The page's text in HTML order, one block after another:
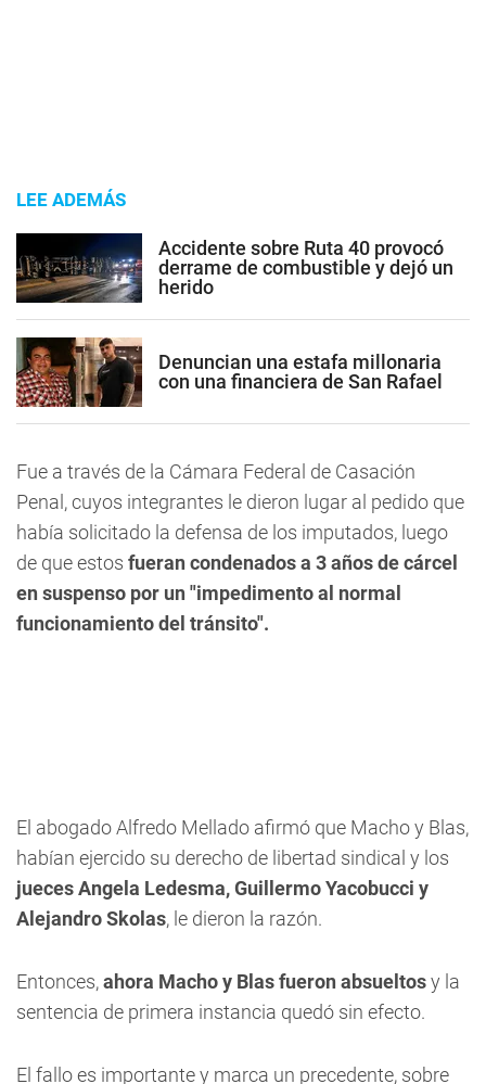
LEE ADEMÁS
Accidente sobre Ruta 40 provocó
derrame de combustible y dejó un
herido
Denuncian una estafa millonaria
con una financiera de San Rafael
Fue a través de la Cámara Federal de Casación
Penal, cuyos integrantes le dieron lugar al pedido que
había solicitado la defensa de los imputados, luego
de que estos fueran condenados a 3 años de cárcel
en suspenso por un "impedimento al normal
funcionamiento del tránsito".
El abogado Alfredo Mellado afirmó que Macho y Blas,
habían ejercido su derecho de libertad sindical y los
jueces Angela Ledesma, Guillermo Yacobucci y
Alejandro Skolas, le dieron la razón.
Entonces,ahora Macho y Blas fueron absueltosy la
sentencia de primera instancia quedó sin efecto.
El fallo es importante y marca un precedente, sobre